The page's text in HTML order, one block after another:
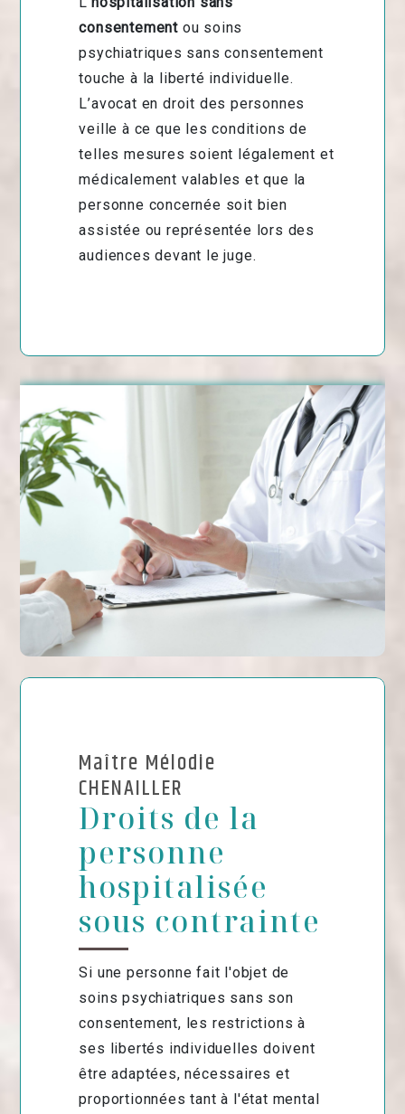
consentement ou soins
psychiatriques sans consentement
touche à la liberté individuelle.
L’avocat en droit des personnes
veille à ce que les conditions de
telles mesures soient légalement et
médicalement valables et que la
personne concernée soit bien
assistée ou représentée lors des
audiences devant le juge.
Maître Mélodie
CHENAILLER
Droits de la
personne
hospitalisée
sous contrainte
Si une personne fait l'objet de
soins psychiatriques sans son
consentement, les restrictions à
ses libertés individuelles doivent
être adaptées, nécessaires et
proportionnées tant à l'état mental